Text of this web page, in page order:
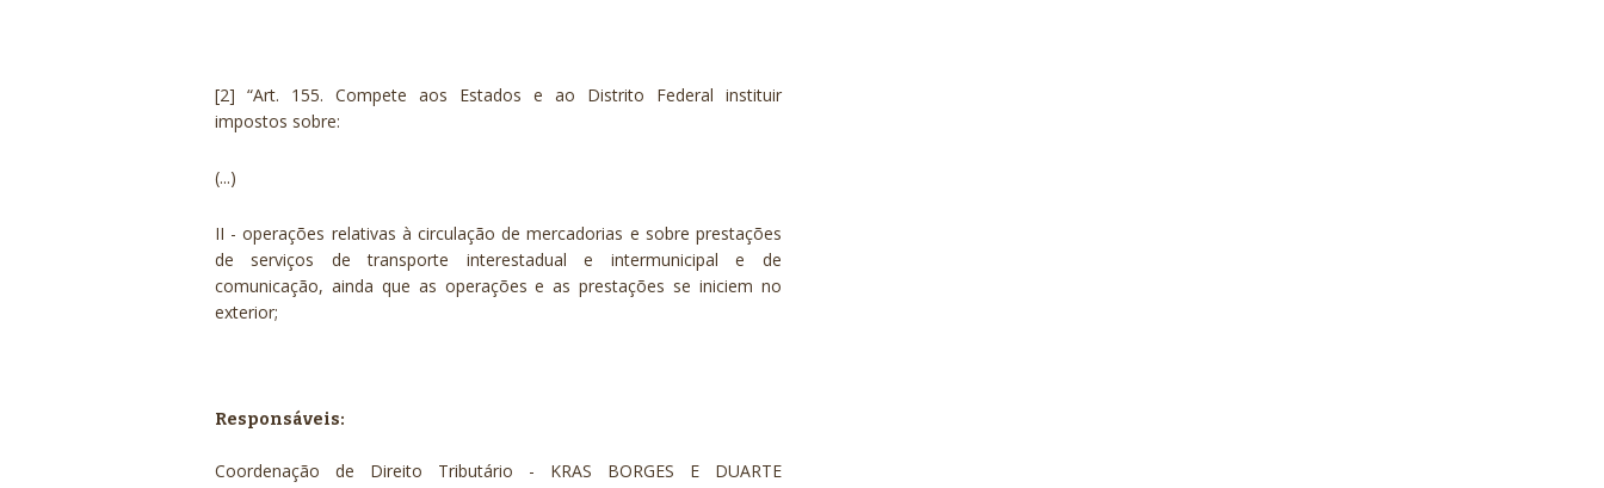
[2] “Art. 155. Compete aos Estados e ao Distrito Federal instituir
impostos sobre:
(...)
II - operações relativas à circulação de mercadorias e sobre prestações
de serviços de transporte interestadual e intermunicipal e de
comunicação, ainda que as operações e as prestações se iniciem no
exterior;
Responsáveis:
Coordenação de Direito Tributário - KRAS BORGES E DUARTE